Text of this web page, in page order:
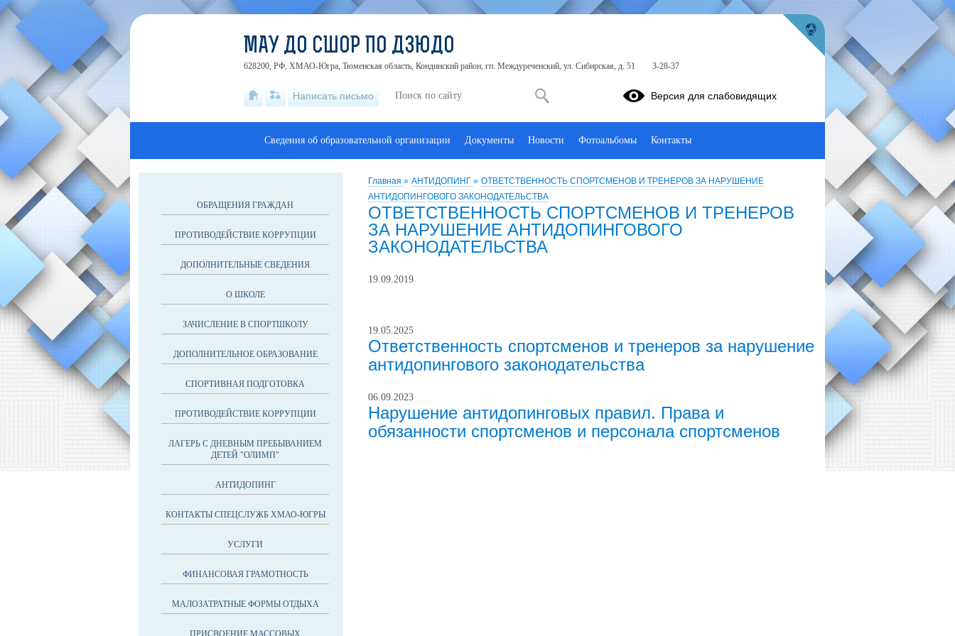
Главная » АНТИДОПИНГ » ОТВЕТСТВЕННОСТЬ СПОРТСМЕНОВ И ТРЕНЕРОВ ЗА НАРУШЕНИЕ
АНТИДОПИНГОВОГО ЗАКОНОДАТЕЛЬСТВА
ОТВЕТСТВЕННОСТЬ СПОРТСМЕНОВ И ТРЕНЕРОВ
ЗА НАРУШЕНИЕ АНТИДОПИНГОВОГО
ЗАКОНОДАТЕЛЬСТВА
19.09.2019
19.05.2025
Ответственность спортсменов и тренеров за нарушение
антидопингового законодательства
06.09.2023
Нарушение антидопинговых правил. Права и
обязанности спортсменов и персонала спортсменов
ОБРАЩЕНИЯ ГРАЖДАН
ПРОТИВОДЕЙСТВИЕ КОРРУПЦИИ
ДОПОЛНИТЕЛЬНЫЕ СВЕДЕНИЯ
О ШКОЛЕ
ЗАЧИСЛЕНИЕ В СПОРТШКОЛУ
ДОПОЛНИТЕЛЬНОЕ ОБРАЗОВАНИЕ
СПОРТИВНАЯ ПОДГОТОВКА
ПРОТИВОДЕЙСТВИЕ КОРРУПЦИИ
ЛАГЕРЬ С ДНЕВНЫМ ПРЕБЫВАНИЕМ
ДЕТЕЙ "ОЛИМП"
АНТИДОПИНГ
КОНТАКТЫ СПЕЦСЛУЖБ ХМАО-ЮГРЫ
УСЛУГИ
ФИНАНСОВАЯ ГРАМОТНОСТЬ
МАЛОЗАТРАТНЫЕ ФОРМЫ ОТДЫХА
ПРИСВОЕНИЕ МАССОВЫХ
МАУ ДО СШОР ПО ДЗЮДО
628200, РФ, ХМАО-Югра, Тюменская область, Кондинский район, гп. Междуреченский, ул. Сибирская, д. 51 3-28-37
Написать письмо Версия для слабовидящих
Сведения об образовательной организации Документы Новости Фотоальбомы Контакты